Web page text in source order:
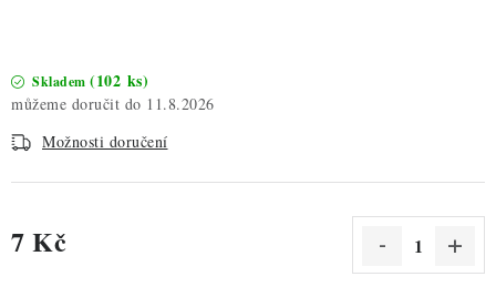
Nepřevzetí zásilky na dobírku
Hodnocení obchodu
Podmínky ochrany osobních údajů
Skladem (102 ks)
11.8.2026
Možnosti doručení
7 Kč